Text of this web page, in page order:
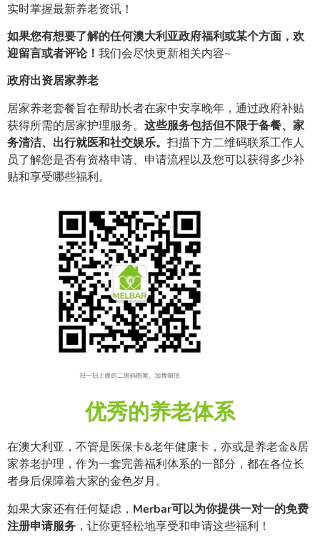
实时掌握最新养老资讯！
如果您有想要了解的任何澳大利亚政府福利或某个方面，欢
迎留言或者评论！ 我们会尽快更新相关内容~
政府出资居家养老
居家养老套餐旨在帮助长者在家中安享晚年，通过政府补贴
获得所需的居家护理服务。 这些服务包括但不限于备餐、家
务清洁、出行就医和社交娱乐。 扫描下方二维码联系工作人
员了解您是否有资格申请、申请流程以及您可以获得多少补
贴和享受哪些福利。
优秀的养老体系
在澳大利亚，不管是医保卡&老年健康卡，亦或是养老金&居
家养老护理，作为一套完善福利体系的一部分，都在各位长
者身后保障着大家的金色岁月。
如果大家还有任何疑虑， Merbar可以为你提供一对一的免费
注册申请服务 ，让你更轻松地享受和申请这些福利！